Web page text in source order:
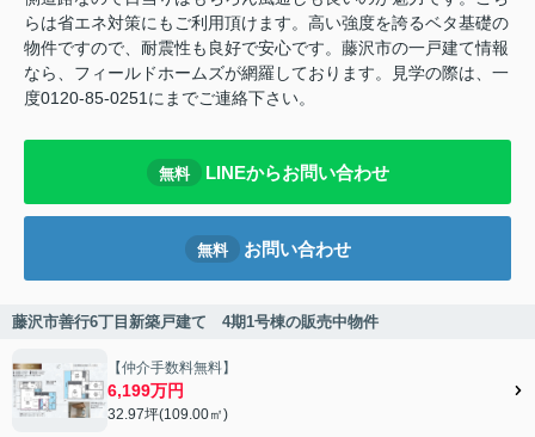
らは省エネ対策にもご利用頂けます。高い強度を誇るベタ基礎の
物件ですので、耐震性も良好で安心です。藤沢市の一戸建て情報
なら、フィールドホームズが網羅しております。見学の際は、一
度0120-85-0251にまでご連絡下さい。
無料 LINEからお問い合わせ
無料 お問い合わせ
藤沢市善行6丁目新築戸建て 4期1号棟の販売中物件
【仲介手数料無料】
6,199万円
32.97坪(109.00㎡)